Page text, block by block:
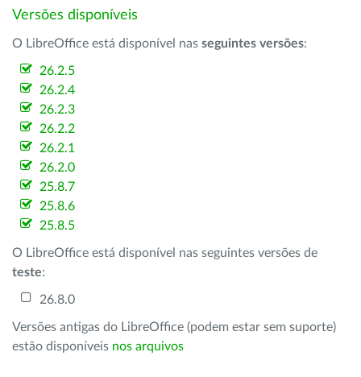
Versões disponíveis
O LibreOffice está disponível nas seguintes versões:
26.2.5
26.2.4
26.2.3
26.2.2
26.2.1
26.2.0
25.8.7
25.8.6
25.8.5
O LibreOffice está disponível nas seguintes versões de
teste:
26.8.0
Versões antigas do LibreOffice (podem estar sem suporte)
estão disponíveis nos arquivos